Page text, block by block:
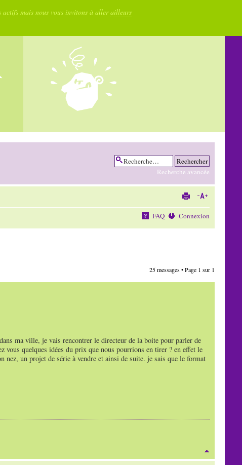
mais nous vous invitons à allerailleurs
Recherche avancée
FAQ Connexion
25 messages • Page 1 sur 1
ma ville, je vais rencontrer le directeur de la boite pour parler de
vous quelques idées du prix que nous pourrions en tirer ? en effet le
nez, un projet de série à vendre et ainsi de suite. je sais que le format